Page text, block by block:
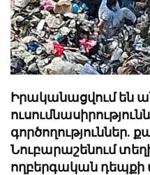
Իրականացվում են
Նուբարաշենում
ողբերգական դեպքի